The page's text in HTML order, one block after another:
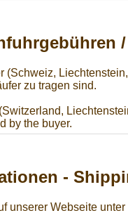
(Schweiz,
zu tragen sind.
by the buyer.
-
unserer Webseite unter